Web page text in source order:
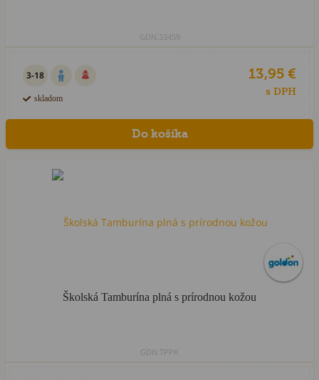
GDN.33459
3-18
skladom
13,95 €
s DPH
Školská Tamburína plná s prírodnou kožou
GDN.TPPK